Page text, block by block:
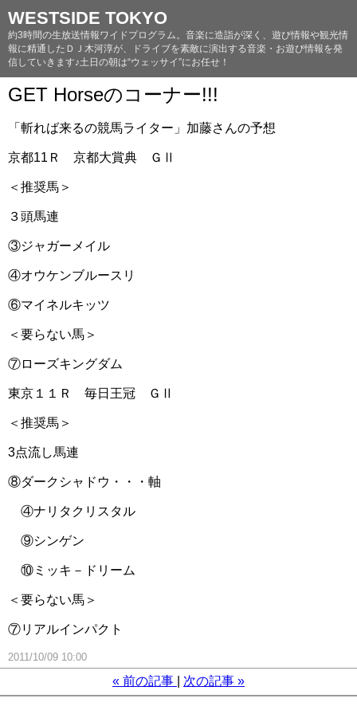
WESTSIDE TOKYO
約3時間の生放送情報ワイドプログラム。音楽に造詣が深く、遊び情報や観光情
報に精通したＤＪ木河淳が、ドライブを素敵に演出する音楽・お遊び情報を発
信していきます♪土日の朝は“ウェッサイ”にお任せ！
GET Horseのコーナー!!!
「斬れば来るの競馬ライター」加藤さんの予想
京都11Ｒ 京都大賞典 ＧⅡ
＜推奨馬＞
３頭馬連
③ジャガーメイル
④オウケンブルースリ
⑥マイネルキッツ
＜要らない馬＞
⑦ローズキングダム
東京１１Ｒ 毎日王冠 ＧⅡ
＜推奨馬＞
3点流し馬連
⑧ダークシャドウ・・・軸
④ナリタクリスタル
⑨シンゲン
⑩ミッキ－ドリーム
＜要らない馬＞
⑦リアルインパクト
2011/10/09 10:00
« 前の記事 次の記事 »